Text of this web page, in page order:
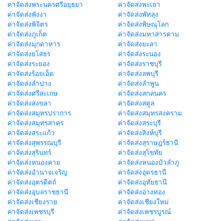
ค่าจัดส่งพระนครศรีอยุธยา
ค่าจัดส่งพะเยา
ค่าจัดส่งพังงา
ค่าจัดส่งพัทลุง
ค่าจัดส่งพิจิตร
ค่าจัดส่งพิษณุโลก
ค่าจัดส่งภูเก็ต
ค่าจัดส่งมหาสารคาม
ค่าจัดส่งมุกดาหาร
ค่าจัดส่งยะลา
ค่าจัดส่งยโสธร
ค่าจัดส่งระนอง
ค่าจัดส่งระยอง
ค่าจัดส่งราชบุรี
ค่าจัดส่งร้อยเอ็ด
ค่าจัดส่งลพบุรี
ค่าจัดส่งลำปาง
ค่าจัดส่งลำพูน
ค่าจัดส่งศรีสะเกษ
ค่าจัดส่งสกลนคร
ค่าจัดส่งสงขลา
ค่าจัดส่งสตูล
ค่าจัดส่งสมุทรปราการ
ค่าจัดส่งสมุทรสงคราม
ค่าจัดส่งสมุทรสาคร
ค่าจัดส่งสระบุรี
ค่าจัดส่งสระแก้ว
ค่าจัดส่งสิงห์บุรี
ค่าจัดส่งสุพรรณบุรี
ค่าจัดส่งสุราษฎร์ธานี
ค่าจัดส่งสุรินทร์
ค่าจัดส่งสุโขทัย
ค่าจัดส่งหนองคาย
ค่าจัดส่งหนองบัวลำภู
ค่าจัดส่งอำนาจเจริญ
ค่าจัดส่งอุดรธานี
ค่าจัดส่งอุตรดิตถ์
ค่าจัดส่งอุทัยธานี
ค่าจัดส่งอุบลราชธานี
ค่าจัดส่งอ่างทอง
ค่าจัดส่งเชียงราย
ค่าจัดส่งเชียงใหม่
ค่าจัดส่งเพชรบุรี
ค่าจัดส่งเพชรบูรณ์